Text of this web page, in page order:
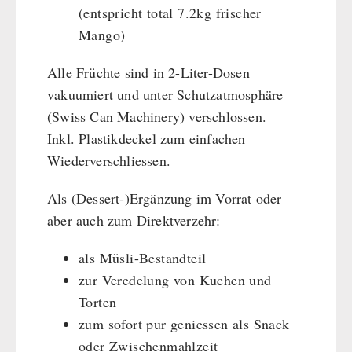
HERGETOS Olivenöl
Erste Hilfe
Grosspackungen Wasch- und Reinigungsmittel
Getreidemühlen / Kornquetsche
(Not)kocher Gas&Multifuel
Kurbelgeräte / Radio / Funk
Atemschutz / ABC Schutzanzug
Armee-Material / Sicherheit
PETROMAX-SHOP
HK500 & Zubehör
Reinigung & Pflege von Gusseisen
Bücher
SONSTIGES
Bücher / Geschenkgutscheine
kingnature-Vitalstoffe
BEHÖRDEN / GRUPPENVERSORGUNG
Notrationen
Frühstück
Suppen
Ergänzungs-Pakete
Schutzraum-Ausrüstung
(entspricht total 7.2kg frischer
Mango)
Alle Früchte sind in 2-Liter-Dosen
vakuumiert und unter Schutzatmosphäre
(Swiss Can Machinery) verschlossen.
Inkl. Plastikdeckel zum einfachen
Wiederverschliessen.
Als (Dessert-)Ergänzung im Vorrat oder
aber auch zum Direktverzehr:
als Müsli-Bestandteil
zur Veredelung von Kuchen und
Torten
zum sofort pur geniessen als Snack
oder Zwischenmahlzeit